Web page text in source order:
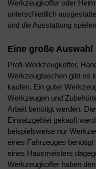
Werkzeugkoffer oder
unterschiedlich
und die Ausstattung
Eine große Auswahl
Profi-Werkzeugkoffer,
Werkzeugtaschen gibt es
kaufen. Ein guter
Werkzeugen und
Arbeit benötigt werden.
Einsatzgebiet gekauft
beispielsweise nur
eines Fahrzeuges
eines Hausmeisters
Werkzeugkoffer haben